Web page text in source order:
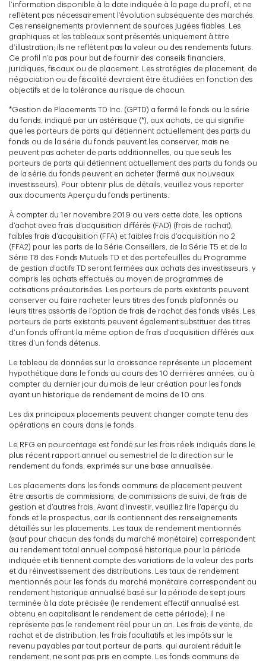
l’information disponible à la date indiquée à la page du profil, et ne
reflètent pas nécessairement l’évolution subséquente des marchés.
Ces renseignements proviennent de sources jugées fiables. Les
graphiques et les tableaux sont présentés uniquement à titre
d’illustration; ils ne reflètent pas la valeur ou des rendements futurs.
Ce profil n’a pas pour but de fournir des conseils financiers,
juridiques, fiscaux ou de placement. Les stratégies de placement, de
négociation ou de fiscalité devraient être étudiées en fonction des
objectifs et de la tolérance au risque de chacun.
*Gestion de Placements TD Inc. (GPTD) a fermé le fonds ou la série
du fonds, indiqué par un astérisque (*), aux achats, ce qui signifie
que les porteurs de parts qui détiennent actuellement des parts du
fonds ou de la série du fonds peuvent les conserver, mais ne
peuvent pas acheter de parts additionnelles, ou que seuls les
porteurs de parts qui détiennent actuellement des parts du fonds ou
de la série du fonds peuvent en acheter (fermé aux nouveaux
investisseurs). Pour obtenir plus de détails, veuillez vous reporter
aux documents Aperçu du fonds pertinents.
À compter du 1er novembre 2019 ou vers cette date, les options
d’achat avec frais d’acquisition différés (FAD) (frais de rachat),
faibles frais d’acquisition (FFA) et faibles frais d’acquisition no 2
(FFA2) pour les parts de la Série Conseillers, de la Série T5 et de la
Série T8 des Fonds Mutuels TD et des portefeuilles du Programme
de gestion d’actifs TD seront fermées aux achats des investisseurs, y
compris les achats effectués au moyen de programmes de
cotisations préautorisées. Les porteurs de parts existants peuvent
conserver ou faire racheter leurs titres des fonds plafonnés ou
leurs titres assortis de l’option de frais de rachat des fonds visés. Les
porteurs de parts existants peuvent également substituer des titres
d’un fonds offrant la même option de frais d’acquisition différés aux
titres d’un fonds détenus.
Le tableau de données sur la croissance représente un placement
hypothétique dans le fonds au cours des 10 dernières années, ou à
compter du dernier jour du mois de leur création pour les fonds
ayant un historique de rendement de moins de 10 ans.
Les dix principaux placements peuvent changer compte tenu des
opérations en cours dans le fonds.
Le RFG en pourcentage est fondé sur les frais réels indiqués dans le
plus récent rapport annuel ou semestriel de la direction sur le
rendement du fonds, exprimés sur une base annualisée.
Les placements dans les fonds communs de placement peuvent
être assortis de commissions, de commissions de suivi, de frais de
gestion et d’autres frais. Avant d’investir, veuillez lire l’aperçu du
fonds et le prospectus, car ils contiennent des renseignements
détaillés sur les placements. Les taux de rendement mentionnés
(sauf pour chacun des fonds du marché monétaire) correspondent
au rendement total annuel composé historique pour la période
indiquée et ils tiennent compte des variations de la valeur des parts
et du réinvestissement des distributions. Les taux de rendement
mentionnés pour les fonds du marché monétaire correspondent au
rendement historique annualisé basé sur la période de sept jours
terminée à la date précisée (le rendement effectif annualisé est
obtenu en capitalisant le rendement de cette période); il ne
représente pas le rendement réel pour un an. Les frais de vente, de
rachat et de distribution, les frais facultatifs et les impôts sur le
revenu payables par tout porteur de parts, qui auraient réduit le
rendement, ne sont pas pris en compte. Les fonds communs de